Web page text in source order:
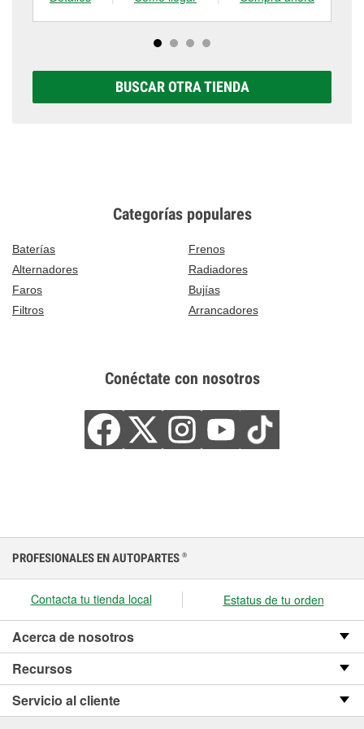
BUSCAR OTRA TIENDA
Categorías populares
Baterías
Frenos
Alternadores
Radiadores
Faros
Bujías
Filtros
Arrancadores
Conéctate con nosotros
PROFESIONALES EN AUTOPARTES ®
Contacta tu tienda local Estatus de tu orden
Acerca de nosotros
Recursos
Servicio al cliente